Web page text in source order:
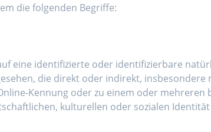
die folgenden Begriffe:
eine identifizierte oder identifizierbare
die direkt oder indirekt,
Kennung oder zu einem oder
kulturellen oder sozialen